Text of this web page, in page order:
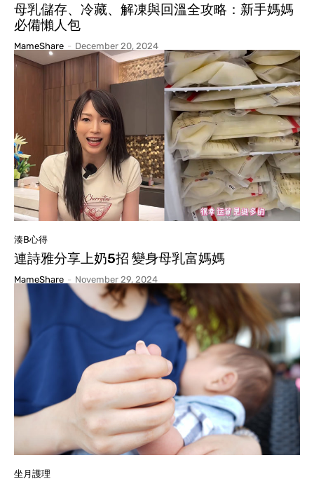
母乳儲存、冷藏、解凍與回溫全攻略：新手媽媽
必備懶人包
MameShare - December 20, 2024
湊B心得
連詩雅分享上奶5招 變身母乳富媽媽
MameShare - November 29, 2024
坐月護理